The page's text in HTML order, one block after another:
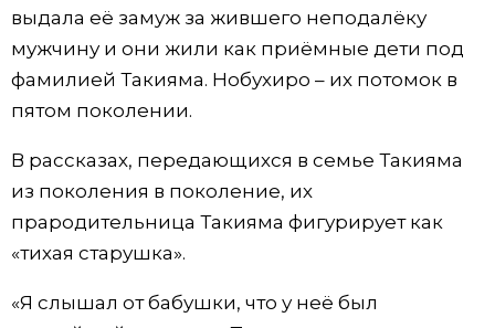
выдала её замуж за жившего неподалёку
мужчину и они жили как приёмные дети под
фамилией Такияма. Нобухиро – их потомок в
пятом поколении.
В рассказах, передающихся в семье Такияма
из поколения в поколение, их
прародительница Такияма фигурирует как
«тихая старушка».
«Я слышал от бабушки, что у неё был